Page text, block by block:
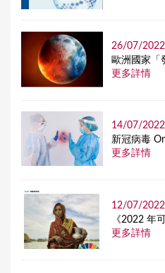
26/07/2022
歐洲國家「
更多詳情
14/07/2022
新冠病毒
更多詳情
12/07/2022
《2022 年
更多詳情